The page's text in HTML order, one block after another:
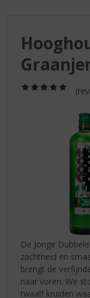
/
De Jonge
zachtheid en
brengt de
naar voren. We
twaalf kruiden